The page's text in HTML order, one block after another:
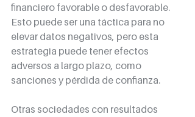
financiero favorable o desfavorable.
Esto puede ser una táctica para no
elevar datos negativos, pero esta
estrategia puede tener efectos
adversos a largo plazo, como
sanciones y pérdida de confianza.
Otras sociedades con resultados